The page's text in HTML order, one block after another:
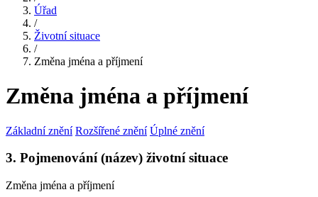
Úřad
/
Životní situace
/
Změna jména a příjmení
Změna jména a příjmení
Základní znění Rozšířené znění Úplné znění
3. Pojmenování (název) životní situace
Změna jména a příjmení